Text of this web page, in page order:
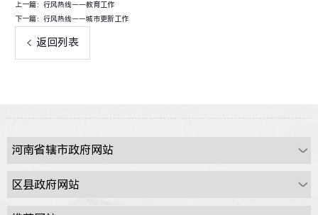
上一篇：行风热线——教育工作
下一篇：行风热线——城市更新工作
返回列表